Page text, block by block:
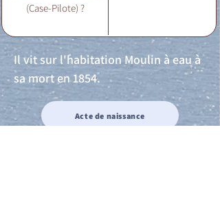
(Case-Pilote) ?
Il vit sur l'habitation Moulin à eau à
sa mort en 1854.
Acte de naissance